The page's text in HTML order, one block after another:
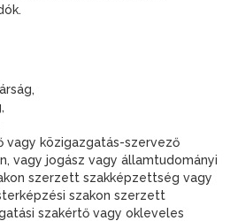
vagy közigazgatás-szervező
vagy jogász vagy államtudományi
szerzett szakképzettség vagy
szakon szerzett
szakértő vagy okleveles